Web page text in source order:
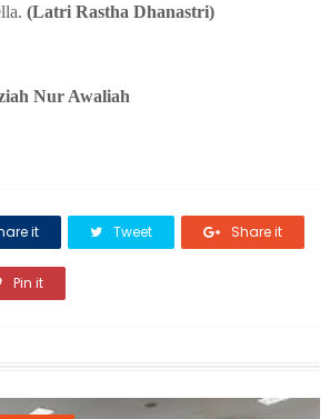
(Latri Rastha Dhanastri)
Nur Awaliah
it Tweet Share it
Pin it